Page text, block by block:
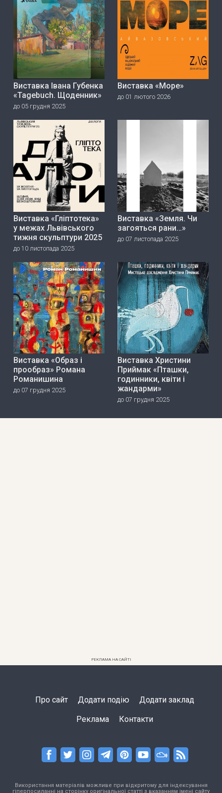
Виставка Івана Губенка
«Tagebuch. Щоденник»
до 05 грудня 2025
Виставка «Море»
до 01 лютого 2026
Виставка «Гліптотека»
у межах Львівського
тижня скульптури 2025
до 10 листопада 2025
Виставка «Земля. Чи
загояться рани…»
до 07 листопада 2025
Виставка «Образ і
прообраз» Романа
Романишина
до 07 грудня 2025
Виставка Христини
Приймак «Пташки,
годинники, квіти і
жандарми»
до 07 грудня 2025
РЕКЛАМА НА САЙТІ
Про сайт Додати подію Додати заклад
Реклама Контакти
Використання матеріалів можливе при відкритому для індексування
гіперпосиланні на сторінку оригінальної статті з вказанням імені сайту